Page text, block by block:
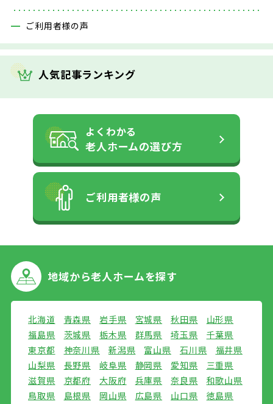
ご利用者様の声
人気記事ランキング
よくわかる
老人ホームの選び方
ご利用者様の声
地域から老人ホームを探す
北海道 青森県 岩手県 宮城県 秋田県
山形県
福島県
茨城県 栃木県 群馬県 埼玉県
千葉県
東京都
神奈川県 新潟県 富山県 石川県
福井県
山梨県
長野県 岐阜県 静岡県 愛知県
三重県
滋賀県
京都府 大阪府 兵庫県 奈良県
和歌山県
鳥取県
島根県 岡山県 広島県 山口県
徳島県